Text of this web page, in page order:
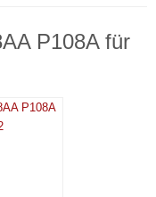
P108A für